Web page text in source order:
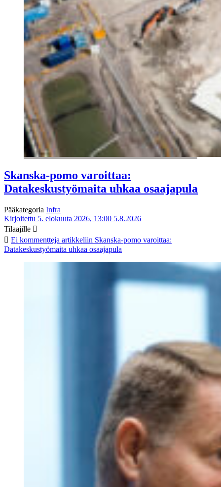
Skanska-pomo varoittaa:
Datakeskustyömaita uhkaa osaajapula
Pääkategoria Infra
Kirjoitettu 5. elokuuta 2026, 13:00 5.8.2026
Tilaajille
Ei kommentteja artikkeliin Skanska-pomo varoittaa:
Datakeskustyömaita uhkaa osaajapula